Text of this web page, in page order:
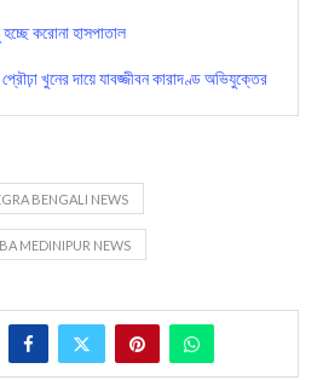
হচ্ছে করোনা হাসপাতাল
প্রৌঢ়া খুনের দায়ে যাবজ্জীবন কারাদণ্ড অভিযুক্তের
BENGALI NEWS
MEDINIPUR NEWS